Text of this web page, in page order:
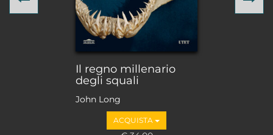
Il regno millenario
degli squali
John Long
ACQUISTA